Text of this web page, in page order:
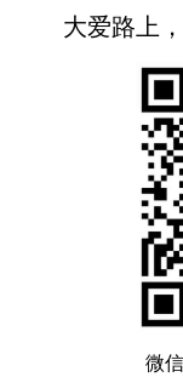
大爱路上，
微